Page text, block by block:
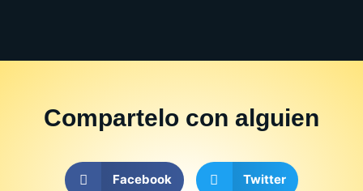
Compartelo con alguien
Facebook Twitter